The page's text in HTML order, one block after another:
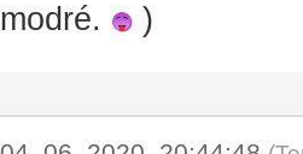
modré.
)